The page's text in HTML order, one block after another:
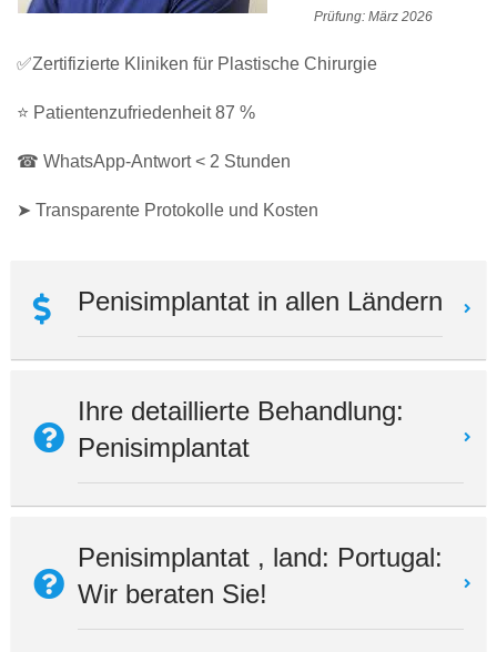
Prüfung: März 2026
✅Zertifizierte Kliniken für Plastische Chirurgie
⭐ Patientenzufriedenheit 87 %
☎ WhatsApp-Antwort < 2 Stunden
➤ Transparente Protokolle und Kosten
Penisimplantat in allen Ländern
Ihre detaillierte Behandlung:
Penisimplantat
Penisimplantat , land: Portugal:
Wir beraten Sie!